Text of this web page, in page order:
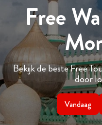
Free
Bekijk de beste Free
door
Vandaag